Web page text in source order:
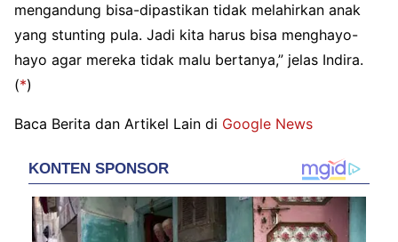
mengandung bisa-dipastikan tidak melahirkan anak
yang stunting pula. Jadi kita harus bisa menghayo-
hayo agar mereka tidak malu bertanya,” jelas Indira.
(*)
Baca Berita dan Artikel Lain di Google News